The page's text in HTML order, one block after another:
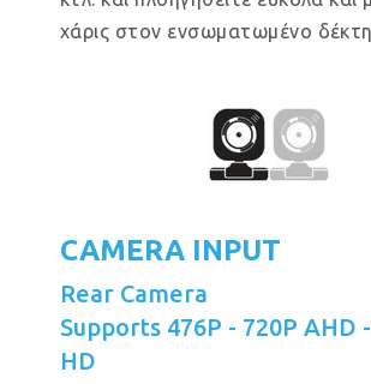
χάρις στον ενσωματωμένο δέκτη
CAMERA INPUT
Rear Camera
Supports 476P - 720P AHD
HD